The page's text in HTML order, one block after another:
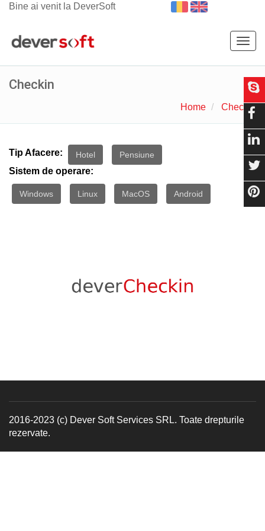
Bine ai venit la DeverSoft
Checkin
Home Checkin
Tip Afacere: Hotel Pensiune
Sistem de operare:
Windows Linux MacOS Android
2016-2023 (c) Dever Soft Services SRL. Toate drepturile
rezervate.